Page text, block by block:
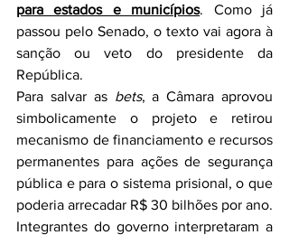
para estados e municípios. Como já
passou pelo Senado, o texto vai agora à
sanção ou veto do presidente da
República.
Para salvar as bets, a Câmara aprovou
simbolicamente o projeto e retirou
mecanismo de financiamento e recursos
permanentes para ações de segurança
pública e para o sistema prisional, o que
poderia arrecadar R$ 30 bilhões por ano.
Integrantes do governo interpretaram a